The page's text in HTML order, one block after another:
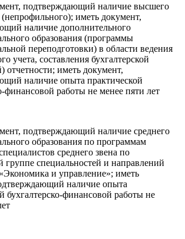
подтверждающий наличие высшего
(непрофильного); иметь документ,
наличие дополнительного
образования (программы
переподготовки) в области ведения
учета, составления бухгалтерской
отчетности; иметь документ,
наличие опыта практической
финансовой работы не менее пяти лет
подтверждающий наличие среднего
образования по программам
среднего звена по
группе специальностей и направлений
и управление»; иметь
наличие опыта
бухгалтерско-финансовой работы не